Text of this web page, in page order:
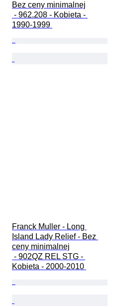
Bez ceny minimalnej
1990-1999
Franck Muller - Long
Island Lady Relief - Bez
ceny minimalnej
Kobieta - 2000-2010